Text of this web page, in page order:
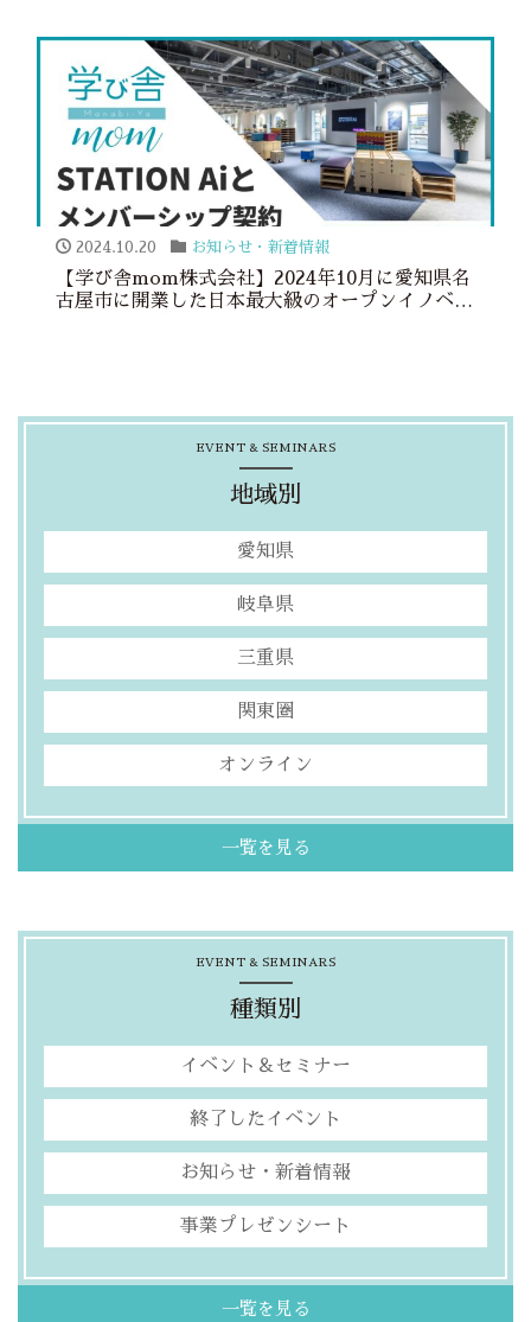
2024.10.20 お知らせ・新着情報
【学び舎mom株式会社】2024年10月に愛知県名
古屋市に開業した日本最大級のオープンイノベー
EVENT & SEMINARS
地域別
愛知県
岐阜県
三重県
関東圏
オンライン
一覧を見る
EVENT & SEMINARS
種類別
イベント＆セミナー
終了したイベント
お知らせ・新着情報
事業プレゼンシート
一覧を見る